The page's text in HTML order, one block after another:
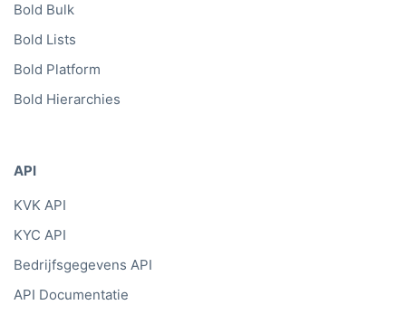
Bold Bulk
Bold Lists
Bold Platform
Bold Hierarchies
API
KVK API
KYC API
Bedrijfsgegevens API
API Documentatie